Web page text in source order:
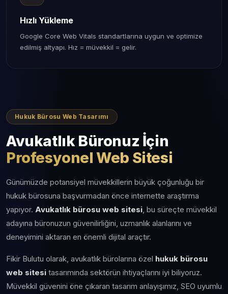
Hızlı Yükleme
Google Core Web Vitals standartlarına uygun ve optimize
edilmiş altyapı. Hız = müvekkil = gelir.
Hukuk Bürosu Web Tasarımı
Avukatlık Büronuz İçin
Profesyonel Web Sitesi
Günümüzde potansiyel müvekkillerin büyük çoğunluğu bir
hukuk bürosuna başvurmadan önce internette araştırma
yapıyor. Avukatlık bürosu web sitesi, bu süreçte müvekkil
adayına büronuzun güvenilirliğini, uzmanlık alanlarını ve
deneyimini aktaran en önemli dijital araçtır.
Fikir Bulutu olarak, avukatlık bürolarına özel hukuk bürosu
web sitesi tasarımında sektörün ihtiyaçlarını iyi biliyoruz.
Müvekkil güvenini öne çıkaran tasarım anlayışımız, SEO uyumlu